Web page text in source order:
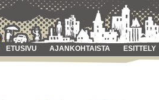
ETUSIVU AJANKOHTAISTA ESITTELY